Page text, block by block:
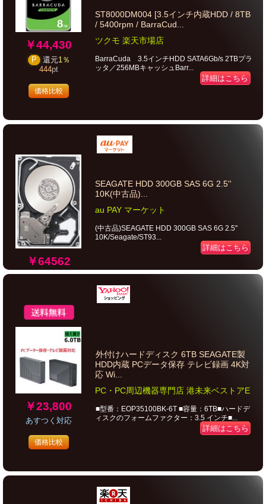
￥44,430
P 還元1％
444pt
価格比較
ST8000DM004 [3.5インチ内蔵HDD / 8TB
/ 5400rpm / BarraCud...
ツクモ 楽天市場店
BarraCuda 3.5インチHDD SATA6Gb/s 2TBプラ
ッタ／256MBキャッシュBarr...
詳細はこちら
￥64562
SEAGATE HDD 300GB SAS 6G 2.5''
10K(中古品)...
au PAY マーケット
(中古品)SEAGATE HDD 300GB SAS 6G 2.5''
10K/Seagate/ST93...
詳細はこちら
￥23,800
あすつく対応
価格比較
外付けハードディスク 6TB SEAGATE製
HDD内蔵 PCデータ保存 テレビ録画 4K対
応 Wi...
PC・PC周辺機器専門店 港未来ベストアE
■型番：EOP35100BK-6T ■容量：6TB■ハードデ
ィスクのフォームファクター：3.5 インチ■...
詳細はこちら